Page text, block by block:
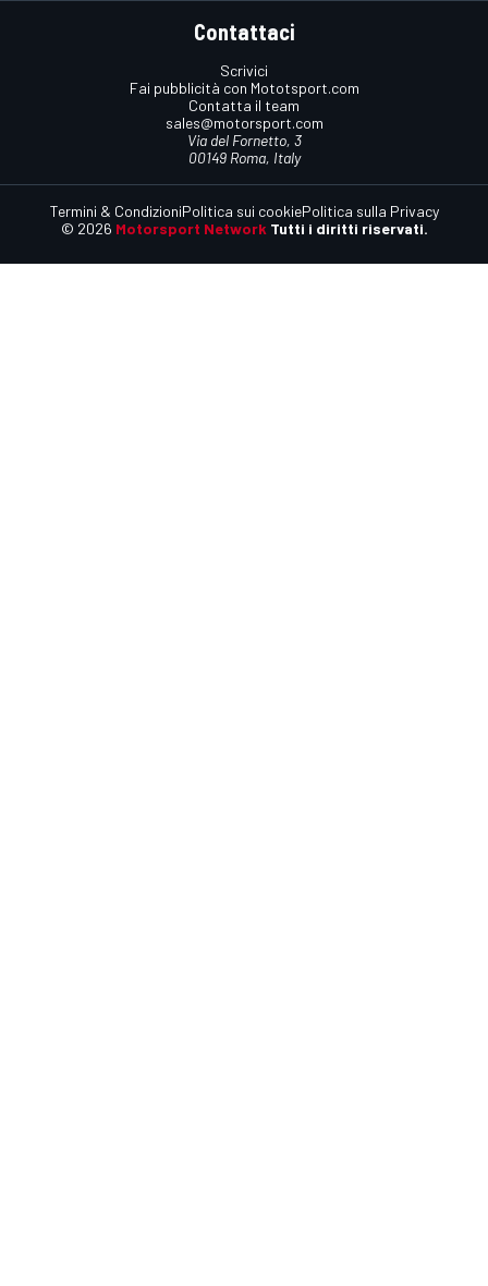
Contattaci
Scrivici
Fai pubblicità con Mototsport.com
Contatta il team
sales@motorsport.com
Via del Fornetto, 3
00149 Roma, Italy
© 2026 Motorsport Network Tutti i diritti riservati.
Termini & CondizioniPolitica sui cookiePolitica sulla Privacy